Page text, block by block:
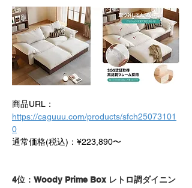
商品URL：
https://caguuu.com/products/sfch25073101
0
通常価格(税込)：¥223,890〜
4位：Woody Prime Box レトロ調ダイニン